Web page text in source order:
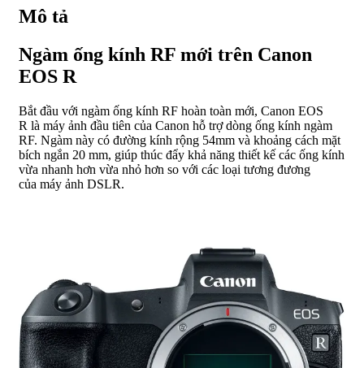
Mô tả
Ngàm ống kính RF mới trên Canon
EOS R
Bắt đầu với ngàm ống kính RF hoàn toàn mới, Canon EOS
R là máy ảnh đầu tiên của Canon hỗ trợ dòng ống kính ngàm
RF. Ngàm này có đường kính rộng 54mm và khoảng cách mặt
bích ngắn 20 mm, giúp thúc đẩy khả năng thiết kế các ống kính
vừa nhanh hơn vừa nhỏ hơn so với các loại tương đương
của máy ảnh DSLR.